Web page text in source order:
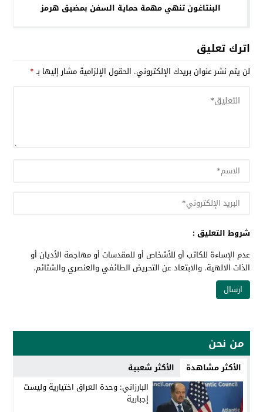
البنتاغون تنهي مهمة حماية السفن بمضيق هرمز
اترك تعليق
لن يتم نشر عنوان بريدك الإلكتروني. الحقول الإلزامية مشار إليها بـ*
شروط التعليق :
عدم الإساءة للكاتب أو للأشخاص أو للمقدسات أو مهاجمة الأديان أو
الذات الالهية. والابتعاد عن التحريض الطائفي والعنصري والشتائم.
من نحن
الأكثر مشاهدة الأكثر شعبية
البارزاني: وحدة العراق اختيارية وليست
إجبارية